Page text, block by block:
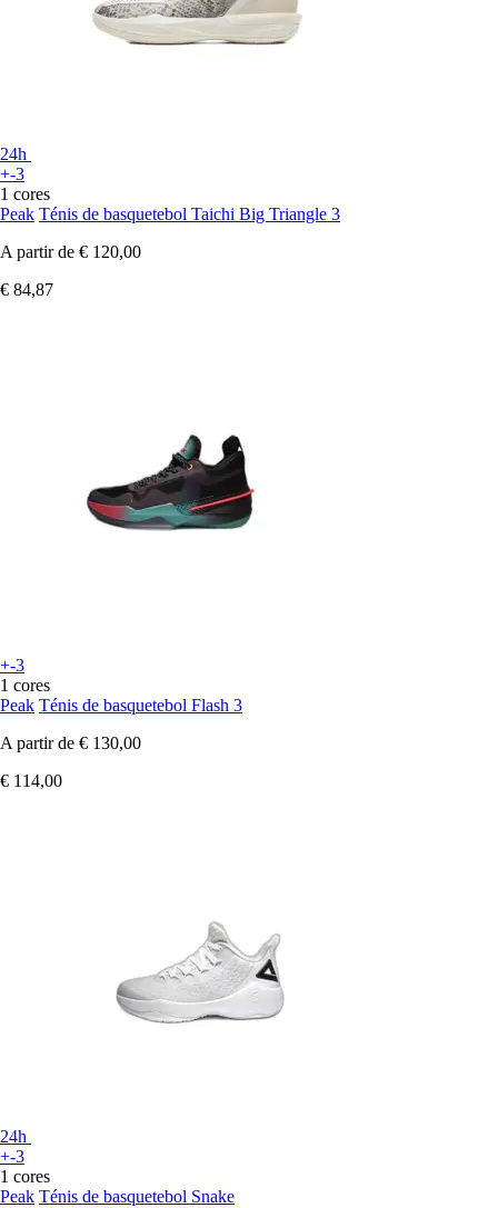
24h
+-3
1 cores
Peak Ténis de basquetebol Taichi Big Triangle 3
A partir de € 120,00
€ 84,87
+-3
1 cores
Peak Ténis de basquetebol Flash 3
A partir de € 130,00
€ 114,00
24h
+-3
1 cores
Peak Ténis de basquetebol Snake